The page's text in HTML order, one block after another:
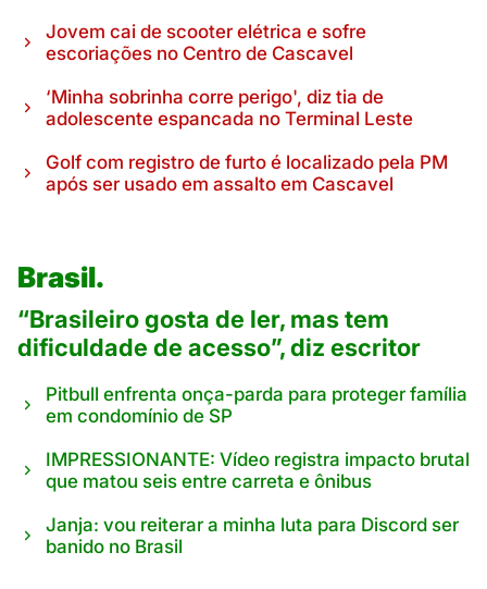
Jovem cai de scooter elétrica e sofre
escoriações no Centro de Cascavel
‘Minha sobrinha corre perigo', diz tia de
adolescente espancada no Terminal Leste
Golf com registro de furto é localizado pela PM
após ser usado em assalto em Cascavel
Brasil.
“Brasileiro gosta de ler, mas tem
dificuldade de acesso”, diz escritor
Pitbull enfrenta onça-parda para proteger família
em condomínio de SP
IMPRESSIONANTE: Vídeo registra impacto brutal
que matou seis entre carreta e ônibus
Janja: vou reiterar a minha luta para Discord ser
banido no Brasil